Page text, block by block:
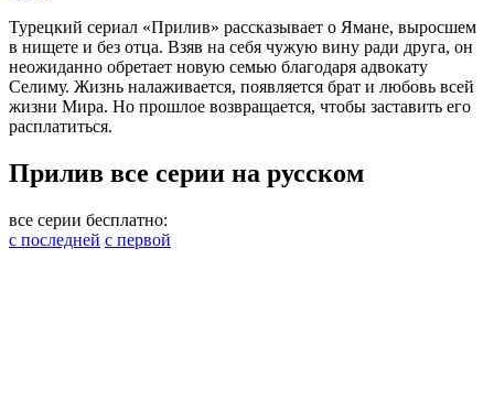
Турецкий сериал «Прилив» рассказывает о Ямане, выросшем
в нищете и без отца. Взяв на себя чужую вину ради друга, он
неожиданно обретает новую семью благодаря адвокату
Селиму. Жизнь налаживается, появляется брат и любовь всей
жизни Мира. Но прошлое возвращается, чтобы заставить его
расплатиться.
Прилив все серии на русском
все серии бесплатно:
с последней с первой